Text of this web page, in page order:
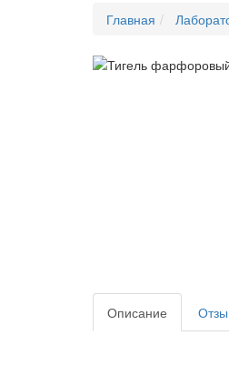
Главная
Описание